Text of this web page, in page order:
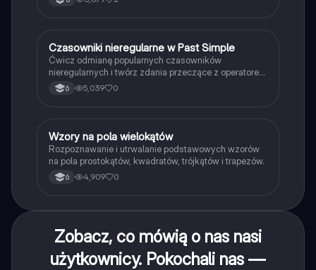
CJęzyk angielski
Czasowniki nieregularne w Past Simple
Ćwicz odmianę popularnych czasowników
nieregularnych i twórz zdania przeczące z operatorem
didn't w czasie Past Simple.
6 5,039 0
WMatematyka
Wzory na pola wielokątów
Rozpoznawanie i utrwalanie podstawowych wzorów
na pola prostokątów, kwadratów, trójkątów i trapezów.
6 4,909 0
Zobacz, co mówią o nas nasi
użytkownicy. Pokochali nas —